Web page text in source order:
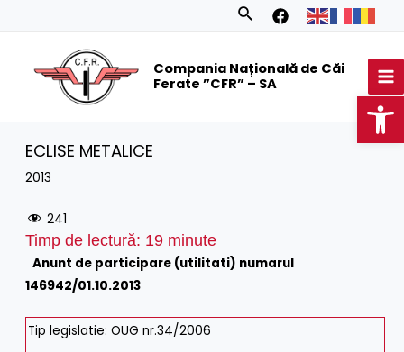
Search
Compania Națională de Căi
Ferate ”CFR” – SA
ECLISE METALICE
2013
241
Timp de lectură: 19 minute
Anunt de participare (utilitati) numarul
146942/01.10.2013
Tip legislatie: OUG nr.34/2006